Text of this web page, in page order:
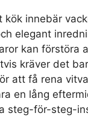
kök innebär
elegant
kan förstöra
kräver det
att få rena
en lång
steg-för-steg-